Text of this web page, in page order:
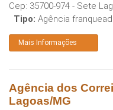
Cep: 35700-974 - Sete
Tipo: Agência
Mais Informações
Agência dos
Lagoas/MG